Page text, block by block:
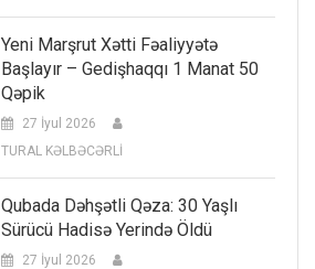
Yeni Marşrut Xətti Fəaliyyətə
Başlayır – Gedişhaqqı 1 Manat 50
Qəpik
27 İyul 2026
TURAL KƏLBƏCƏRLİ
Qubada Dəhşətli Qəza: 30 Yaşlı
Sürücü Hadisə Yerində Öldü
27 İyul 2026